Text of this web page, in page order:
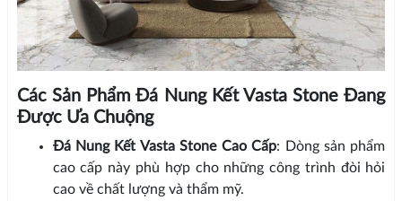
Các Sản Phẩm Đá Nung Kết Vasta Stone Đang
Được Ưa Chuộng
Đá Nung Kết Vasta Stone Cao Cấp: Dòng sản phẩm
cao cấp này phù hợp cho những công trình đòi hỏi
cao về chất lượng và thẩm mỹ.